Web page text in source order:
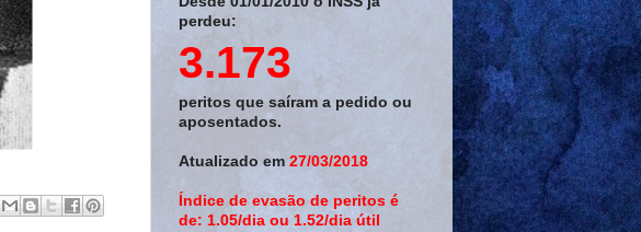
perdeu:
3.173
peritos que saíram a pedido ou
aposentados.
Atualizado em 27/03/2018
Índice de evasão de peritos é
de: 1.05/dia ou 1.52/dia útil